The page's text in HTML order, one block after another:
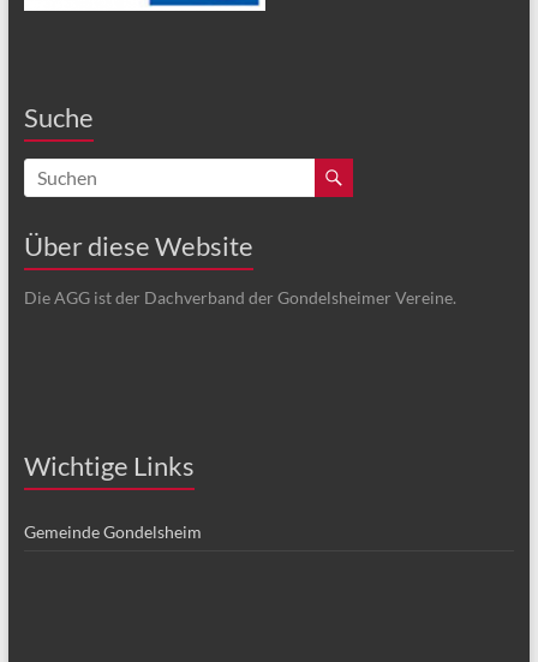
Suche
Über diese Website
Die AGG ist der Dachverband der Gondelsheimer Vereine.
Wichtige Links
Gemeinde Gondelsheim